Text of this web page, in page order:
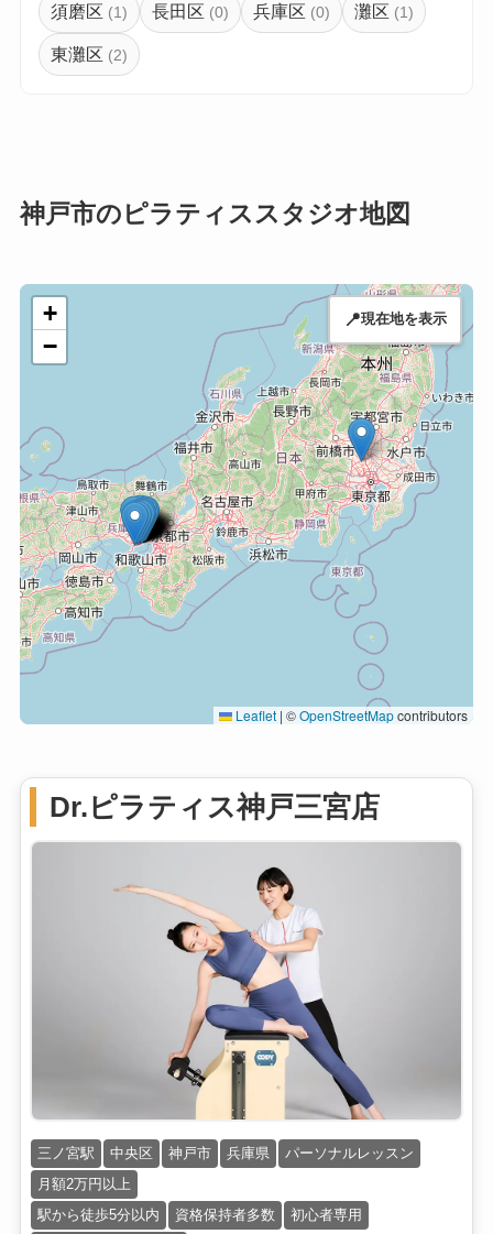
須磨区 (1) 長田区 (0) 兵庫区 (0) 灘区 (1)
東灘区 (2)
神戸市のピラティススタジオ地図
+
−
Leaflet | ©OpenStreetMapcontributors
📍現在地を表示
Dr.ピラティス神戸三宮店
三ノ宮駅 中央区 神戸市 兵庫県
パーソナルレッスン
月額2万円以上
駅から徒歩5分以内
資格保持者多数
初心者専用